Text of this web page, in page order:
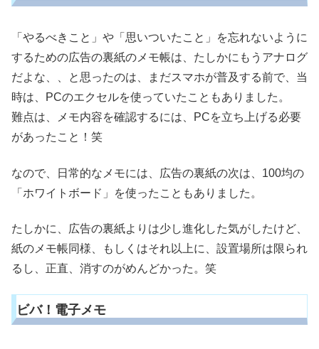
「やるべきこと」や「思いついたこと」を忘れないように
するための広告の裏紙のメモ帳は、たしかにもうアナログ
だよな、、と思ったのは、まだスマホが普及する前で、当
時は、PCのエクセルを使っていたこともありました。
難点は、メモ内容を確認するには、PCを立ち上げる必要
があったこと！笑
なので、日常的なメモには、広告の裏紙の次は、100均の
「ホワイトボード」を使ったこともありました。
たしかに、広告の裏紙よりは少し進化した気がしたけど、
紙のメモ帳同様、もしくはそれ以上に、設置場所は限られ
るし、正直、消すのがめんどかった。笑
ビバ！電子メモ